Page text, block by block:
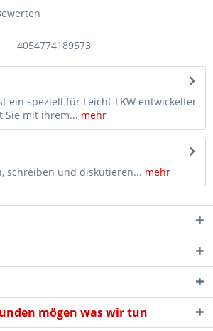
4054774189573
ein speziell für Leicht-LKW entwickelter
Sie mit ihrem... mehr
schreiben und diskutieren... mehr
mögen was wir tun